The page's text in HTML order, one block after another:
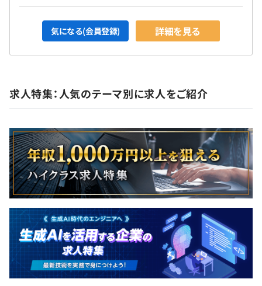
気になる(会員登録) 詳細を見る
求人特集：人気のテーマ別に求人をご紹介